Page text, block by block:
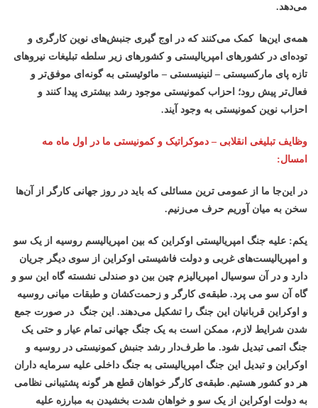
می‌دهد.
همه‌ی این‌ها کمک می‌کنند که در اوج گیری جنبش‌های نوین کارگری و
توده‌ای در کشورهای امپریالیستی و کشورهای زیر سلطه تبلیغات نیروهای
تازه پای مارکسیستی – لنینیسستی – مائوئیستی به گونه‌ای موفق‌تر و
فعال‌تر پیش رود؛ احزاب کمونیستی موجود رشد بیشتری پیدا کنند و
احزاب نوین کمونیستی به وجود آیند.
وظایف تبلیغی انقلابی – دموکراتیک و کمونیستی ما در اول ماه مه
امسال:
در این‌جا ما از عمومی ترین مسائلی که باید در روز جهانی کارگر از آن‌ها
سخن به میان آوریم حرف می‌زنیم.
یکم: علیه جنگ امپریالیستی اوکراین که بین امپریالیسم روسیه از یک سو
و امپریالیست‌های غربی و دولت فاشیستی اوکراین از سوی دیگر جریان
دارد و در آن سوسیال امپریالیزم چین بین دو صندلی نشسته گاه این سو و
گاه آن سو می پرد. طبقه‌ی کارگر و زحمت‌کشان و طبقات میانی روسیه
و اوکراین قربانیان این جنگ را تشکیل می‌دهند. این جنگ در صورت جمع
شدن شرایط لازم، ممکن است به یک جنگ جهانی تمام عیار و حتی یک
جنگ اتمی تبدیل شود. ما طرف‌دار رشد جنبش کمونیستی در روسیه و
اوکراین و تبدیل این جنگ امپریالیستی به جنگ داخلی علیه سرمایه داران
هر دو کشور هستیم. طبقه‌ی کارگر خواهان قطع هر گونه پشتیبانی نظامی
به دولت اوکراین از یک سو و خواهان شدت بخشیدن به مبارزه علیه